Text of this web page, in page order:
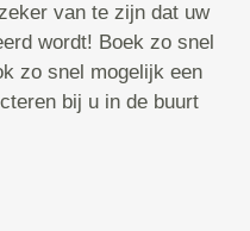
van te zijn dat uw
wordt! Boek zo snel
zo snel mogelijk een
bij u in de buurt